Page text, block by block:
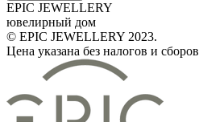
EPIC JEWELLERY
ювелирный дом
© EPIC JEWELLERY 2023.
Цена указана без налогов и сборов